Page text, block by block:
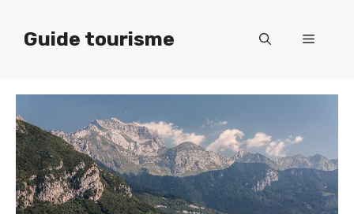
contenuGuide tourisme Menu